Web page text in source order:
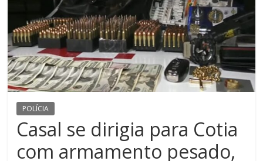
POLÍCIA
Casal se dirigia para Cotia
com armamento pesado,